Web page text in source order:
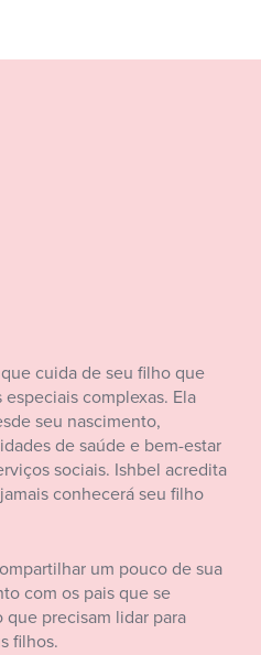
cuida de seu filho que
complexas. Ela
seu nascimento,
de saúde e bem-estar
sociais. Ishbel acredita
conhecerá seu filho
um pouco de sua
com os pais que se
precisam lidar para
filhos.